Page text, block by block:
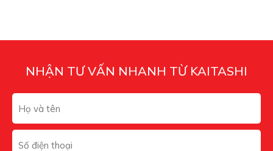
NHẬN TƯ VẤN NHANH TỪ KAITASHI